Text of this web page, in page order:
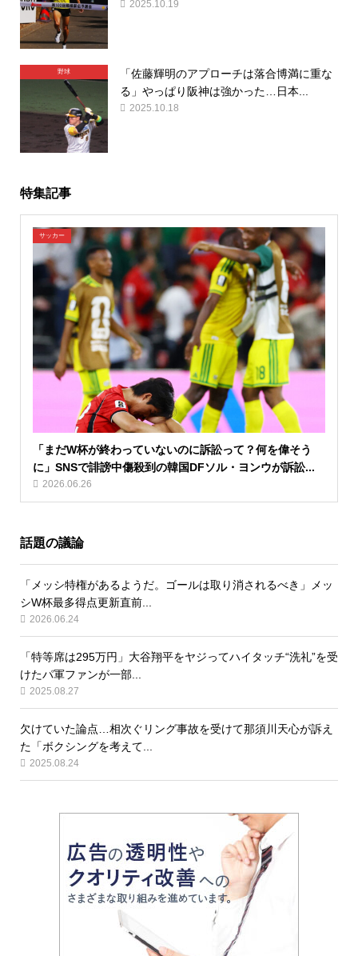
2025.10.19
野球
「佐藤輝明のアプローチは落合博満に重な
る」やっぱり阪神は強かった…日本...
2025.10.18
特集記事
サッカー
「まだW杯が終わっていないのに訴訟って？何を偉そう
に」SNSで誹謗中傷殺到の韓国DFソル・ヨンウが訴訟...
2026.06.26
話題の議論
「メッシ特権があるようだ。ゴールは取り消されるべき」メッ
シW杯最多得点更新直前...
2026.06.24
「特等席は295万円」大谷翔平をヤジってハイタッチ“洗礼”を受
けたパ軍ファンが一部...
2025.08.27
欠けていた論点…相次ぐリング事故を受けて那須川天心が訴え
た「ボクシングを考えて...
2025.08.24